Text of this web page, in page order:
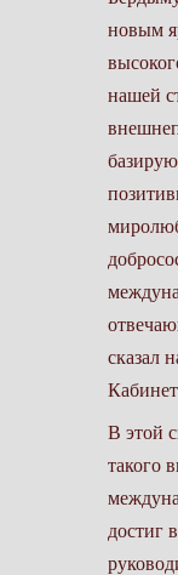
новым
нашей
сказал
В этой
такого
достиг